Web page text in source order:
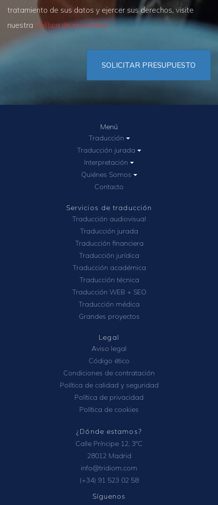
tratamiento de sus datos y ejercer sus derechos, visite
nuestra Política de privacidad
SOLICITAR PRESUPUESTO
Menú
Traducción
Traducción jurada
Interpretación
Quiénes Somos
Contacto
Servicios de traducción
Traducción audiovisual
Traducción jurada
Traducción financiera
Traducción jurídica
Traducción académica
Traducción técnica
Traducción WEB + SEO
Traducción médica
Grandes proyectos
Legal
Aviso legal
Código ético
Condiciones de contratación
Política de calidad y seguridad
Política de privacidad
Política de cookies
¿Dónde estamos?
Calle Príncipe 12, 3ºC
28012 Madrid
info@tridiom.com
(+34) 91 523 02 58
Síguenos